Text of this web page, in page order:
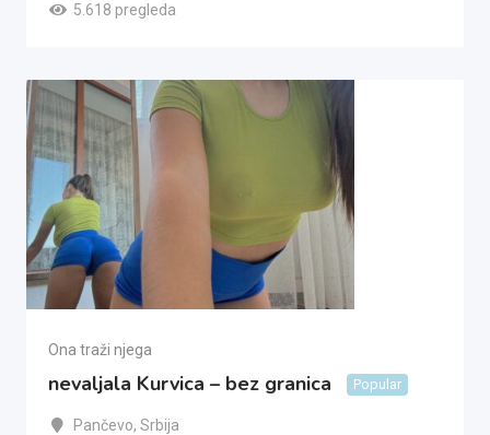
5.618 pregleda
Ona traži njega
nevaljala Kurvica – bez granica Popular
Pančevo, Srbija